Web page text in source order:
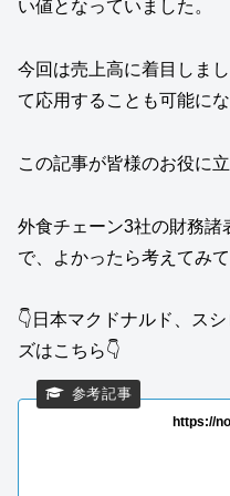
い値となっていました。
今回は売上高に着目しま
て応用することも可能にな
この記事が皆様のお役に
外食チェーン3社の財務諸
で、よかったら考えてみて
👇日本マクドナルド、ス
ズはこちら👇
https://